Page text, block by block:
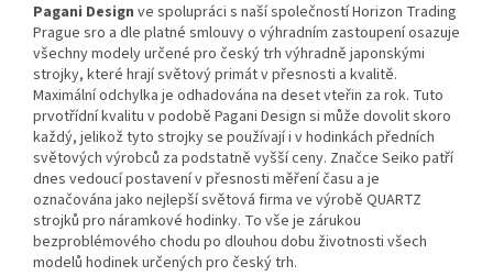
Pagani Design ve spolupráci s naší společností Horizon Trading
Prague sro a dle platné smlouvy o výhradním zastoupení osazuje
všechny modely určené pro český trh výhradně japonskými
strojky, které hrají světový primát v přesnosti a kvalitě.
Maximální odchylka je odhadována na deset vteřin za rok. Tuto
prvotřídní kvalitu v podobě Pagani Design si může dovolit skoro
každý, jelikož tyto strojky se používají i v hodinkách předních
světových výrobců za podstatně vyšší ceny. Značce Seiko patří
dnes vedoucí postavení v přesnosti měření času a je
označována jako nejlepší světová firma ve výrobě QUARTZ
strojků pro náramkové hodinky. To vše je zárukou
bezproblémového chodu po dlouhou dobu životnosti všech
modelů hodinek určených pro český trh.